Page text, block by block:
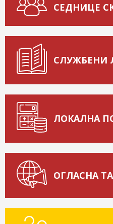
СЕДНИЦЕ
СЛУЖБЕНИ
ЛОКАЛНА
ОГЛАСНА